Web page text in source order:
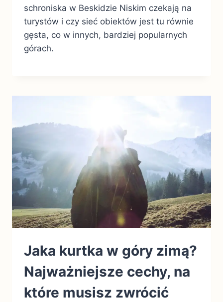
schroniska w Beskidzie Niskim czekają na
turystów i czy sieć obiektów jest tu równie
gęsta, co w innych, bardziej popularnych
górach.
Jaka kurtka w góry zimą?
Najważniejsze cechy, na
które musisz zwrócić